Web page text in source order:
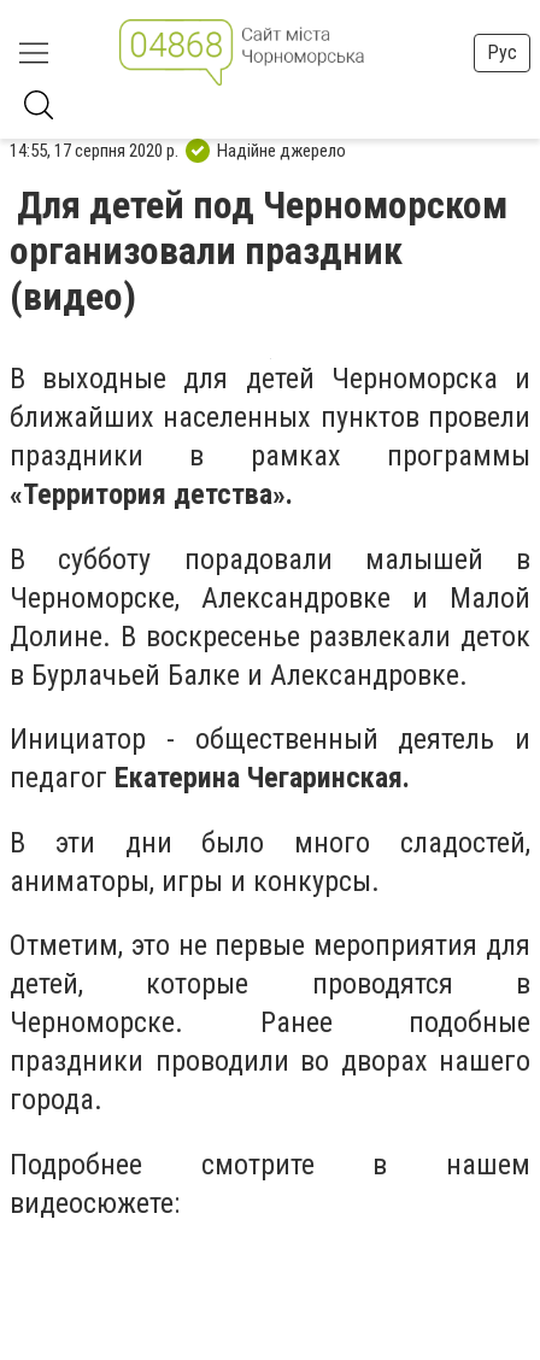
Рус
14:55, 17 серпня 2020 р. Надійне джерело
Для детей под Черноморском
организовали праздник
(видео)
В выходные для детей Черноморска и
ближайших населенных пунктов провели
праздники в рамках программы
«Территория детства».
В субботу порадовали малышей в
Черноморске, Александровке и Малой
Долине. В воскресенье развлекали деток
в Бурлачьей Балке и Александровке.
Инициатор - общественный деятель и
педагог Екатерина Чегаринская.
В эти дни было много сладостей,
аниматоры, игры и конкурсы.
Отметим, это не первые мероприятия для
детей, которые проводятся в
Черноморске. Ранее подобные
праздники проводили во дворах нашего
города.
Подробнее смотрите в нашем
видеосюжете: